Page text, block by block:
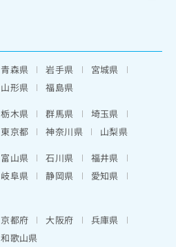
青森県 岩手県
宮城県
山形県
福島県
栃木県 群馬県
埼玉県
東京都 神奈川県
山梨県
富山県 石川県
福井県
岐阜県 静岡県
愛知県
京都府 大阪府
兵庫県
和歌山県